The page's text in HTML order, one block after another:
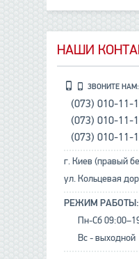
НАШИ
ЗВОНИТЕ НАМ:
(073) 010-11-
(073) 010-11-
(073) 010-11-
г. Киев (правый
ул. Кольцевая
РЕЖИМ РАБОТЫ:
Пн-Сб
Вс - выходной